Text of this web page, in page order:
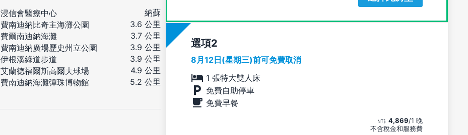
選項
8月12日(星期三)前可免費取消
1 張特大雙人床
免費自助停車
免費早餐
4,869/1 晚
不含稅金和服務費
浸信會醫療中心
納蘇
費南迪納比奇主海灘公園
3.6 公里
費爾南迪納海灘
3.7 公里
費南迪納廣場歷史州立公園
3.9 公里
伊根溪綠道步道
3.9 公里
艾蘭德福爾斯高爾夫球場
4.9 公里
費南迪納海灘彈珠博物館
5.2 公里